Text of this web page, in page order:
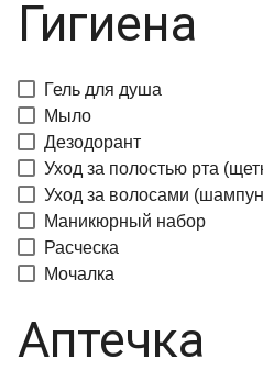
Гигиена
Гель для душа
Мыло
Дезодорант
Уход за полостью рта
Уход за волосами
Маникюрный набор
Расческа
Мочалка
Аптечка